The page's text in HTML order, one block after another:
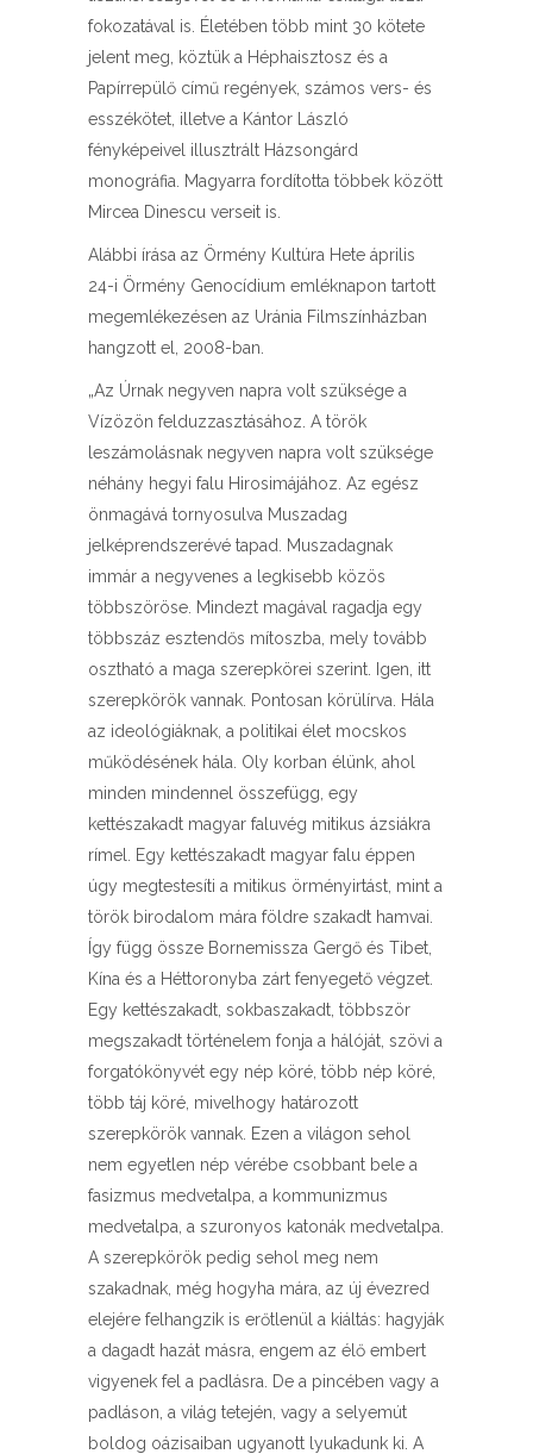
fokozatával is. Életében több mint 30 kötete
jelent meg, köztük a Héphaisztosz és a
Papírrepülő című regények, számos vers- és
esszékötet, illetve a Kántor László
fényképeivel illusztrált Házsongárd
monográfia. Magyarra fordította többek között
Mircea Dinescu verseit is.
Alábbi írása az Örmény Kultúra Hete április
24-i Örmény Genocídium emléknapon tartott
megemlékezésen az Uránia Filmszínházban
hangzott el, 2008-ban.
„Az Úrnak negyven napra volt szüksége a
Vízözön felduzzasztásához. A török
leszámolásnak negyven napra volt szüksége
néhány hegyi falu Hirosimájához. Az egész
önmagává tornyosulva Muszadag
jelképrendszerévé tapad. Muszadagnak
immár a negyvenes a legkisebb közös
többszöröse. Mindezt magával ragadja egy
többszáz esztendős mítoszba, mely tovább
osztható a maga szerepkörei szerint. Igen, itt
szerepkörök vannak. Pontosan körülírva. Hála
az ideológiáknak, a politikai élet mocskos
működésének hála. Oly korban élünk, ahol
minden mindennel összefügg, egy
kettészakadt magyar faluvég mitikus ázsiákra
rímel. Egy kettészakadt magyar falu éppen
úgy megtestesíti a mitikus örményirtást, mint a
török birodalom mára földre szakadt hamvai.
Így függ össze Bornemissza Gergő és Tibet,
Kína és a Héttoronyba zárt fenyegető végzet.
Egy kettészakadt, sokbaszakadt, többször
megszakadt történelem fonja a hálóját, szövi a
forgatókönyvét egy nép köré, több nép köré,
több táj köré, mivelhogy határozott
szerepkörök vannak. Ezen a világon sehol
nem egyetlen nép vérébe csobbant bele a
fasizmus medvetalpa, a kommunizmus
medvetalpa, a szuronyos katonák medvetalpa.
A szerepkörök pedig sehol meg nem
szakadnak, még hogyha mára, az új évezred
elejére felhangzik is erőtlenül a kiáltás: hagyják
a dagadt hazát másra, engem az élő embert
vigyenek fel a padlásra. De a pincében vagy a
padláson, a világ tetején, vagy a selyemút
boldog oázisaiban ugyanott lyukadunk ki. A